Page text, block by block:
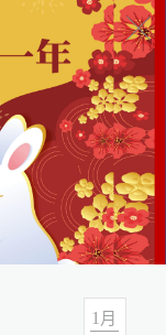
立達新聞
1 月